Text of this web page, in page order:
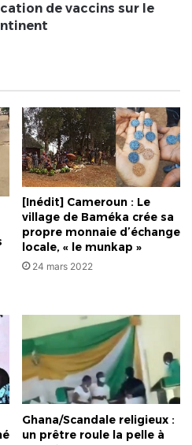
de vaccins sur le
[Inédit] Cameroun : Le
village de Baméka crée sa
propre monnaie d’échange
locale, « le munkap »
24 mars 2022
Ghana/Scandale religieux :
un prêtre roule la pelle à